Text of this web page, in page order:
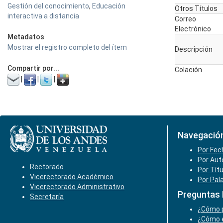
Gestión del conocimiento, Educación
interactiva a distancia
Metadatos
Mostrar el registro completo del ítem
Compartir por...
Otros Títulos
Correo
Electrónico
Descripción
Colación
Rectorado
Vicerectorado Académico
Vicerectorado Administrativo
Secretaría
Por
Por
Por
Por
Preguntas
¿Cómo
¿Cómo